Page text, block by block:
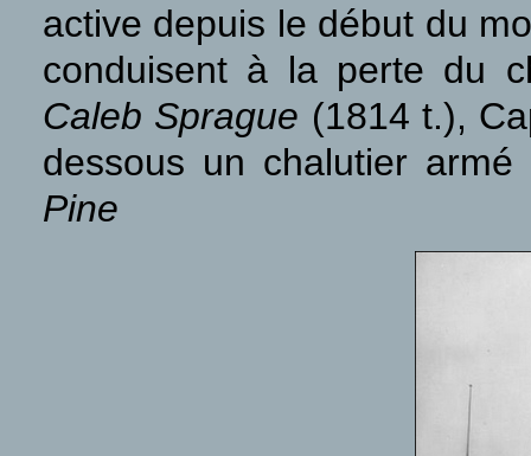
active depuis le début du
conduisent à la perte du
Caleb Sprague (1814 t.),
dessous un chalutier
Pine